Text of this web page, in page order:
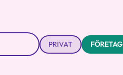
PRIVAT FÖRETAG